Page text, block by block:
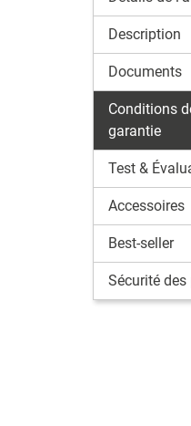
Description
Documents
Conditions
garantie
Test &
Accessoires
Best-seller
Sécurité